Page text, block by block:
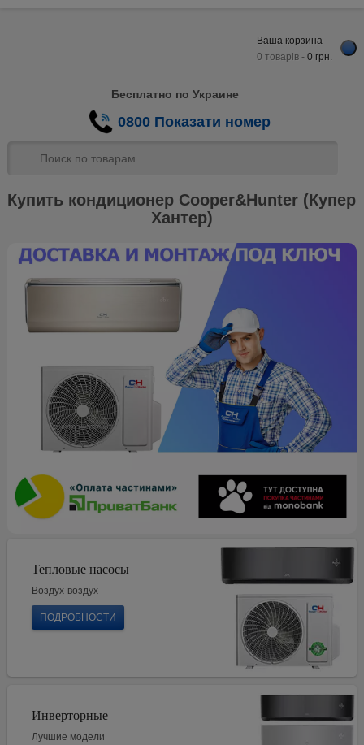
Ваша корзина
0 товарів -0 грн.
Бесплатно по Украине
0800 Показати номер
Купить кондиционер Сooper&Hunter (Купер
Хантер)
Тепловые насосы
Воздух-воздух
ПОДРОБНОСТИ
Инверторные
Лучшие модели